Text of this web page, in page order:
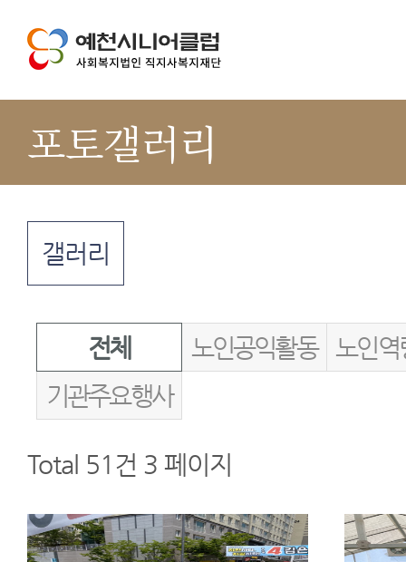
포토갤러리
갤러리
전체 노인공익활동
노인역
기관주요행사
Total 51건 3 페이지